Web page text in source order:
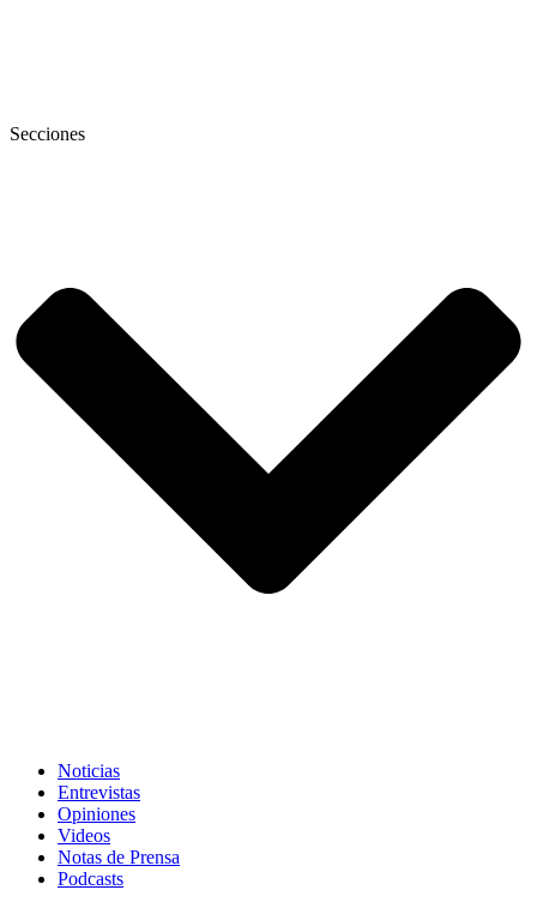
Secciones
Noticias
Entrevistas
Opiniones
Videos
Notas de Prensa
Podcasts